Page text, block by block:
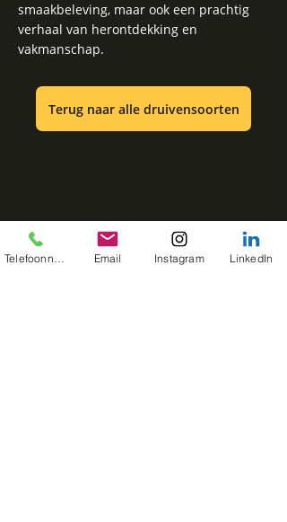
smaakbeleving, maar ook een prachtig
verhaal van herontdekking en
vakmanschap.
Terug naar alle druivensoorten
Email Instagram LinkedIn